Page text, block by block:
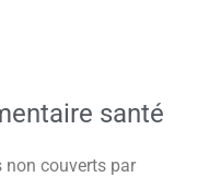
santé
non couverts par